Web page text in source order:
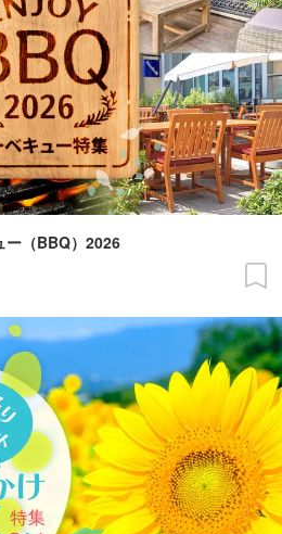
ー（BBQ）2026